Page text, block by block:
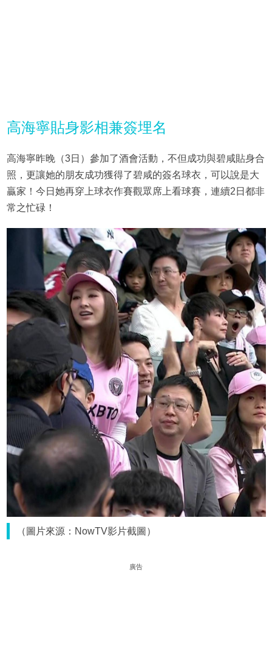
高海寧貼身影相兼簽埋名
高海寧昨晚（3日）參加了酒會活動，不但成功與碧咸貼身合
照，更讓她的朋友成功獲得了碧咸的簽名球衣，可以說是大
贏家！今日她再穿上球衣作賽觀眾席上看球賽，連續2日都非
常之忙碌！
（圖片來源：NowTV影片截圖）
廣告